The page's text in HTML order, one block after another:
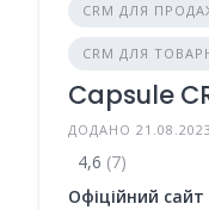
CRM ДЛЯ
CRM ДЛЯ
Capsule
ДОДАНО 21.08.2023
4,6 (7)
Офіційний сайт